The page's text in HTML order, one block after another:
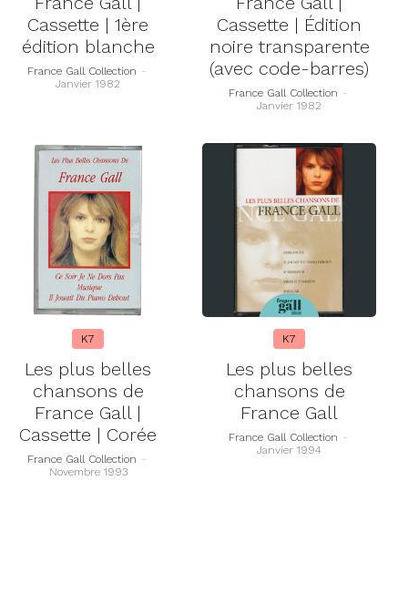
Cassette | 1ère
édition blanche
France Gall Collection -
Janvier 1982
Cassette | Édition
noire transparente
(avec code-barres)
France Gall Collection -
Janvier 1982
K7
Les plus belles
chansons de
France Gall |
Cassette | Corée
France Gall Collection -
Novembre 1993
K7
Les plus belles
chansons de
France Gall
France Gall Collection -
Janvier 1994